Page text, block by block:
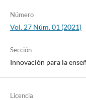
Número
Vol. 27 Núm. 01 (2021)
Sección
Innovación para la
Licencia